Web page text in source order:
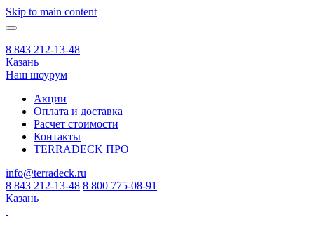
Skip to main content
8 843 212-13-48
Казань
Наш шоурум
Акции
Оплата и доставка
Расчет стоимости
Контакты
TERRADECK ПРО
info@terradeck.ru
8 843 212-13-48 8 800 775-08-91
Казань